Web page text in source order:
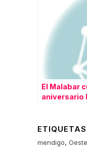
El Malabar
aniversario
mendigo, Oeste